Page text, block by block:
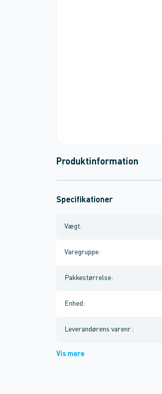
Produktinformation
Specifikationer
Vægt:
Varegruppe:
Pakkestørrelse:
Enhed :
Leverandørens varenr. :
Vis mere